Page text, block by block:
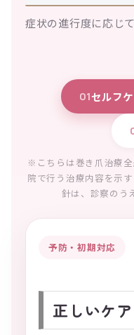
症状の進行度に応じ
01セルフ
※こちらは巻き爪治療
院で行う治療内容を示
針は、診察のう
予防・初期対応
正しいケ